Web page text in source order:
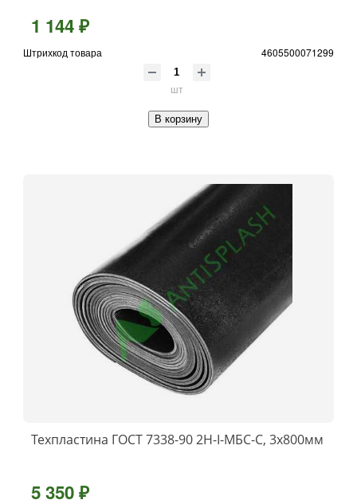
1 144 ₽
Штрихкод товара 4605500071299
шт
В корзину
Техпластина ГОСТ 7338-90 2Н-I-МБС-С, 3x800мм
5 350 ₽